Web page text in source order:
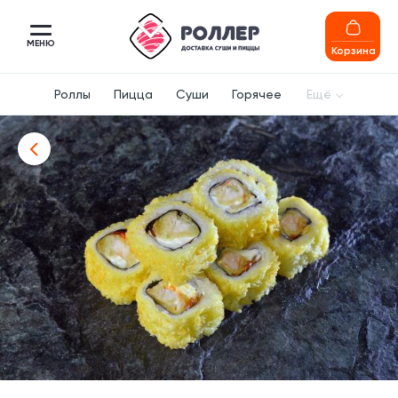
МЕНЮ
Корзина
Роллы Пицца Суши Горячее Ещё